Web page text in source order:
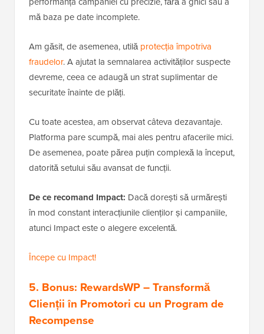
mă baza pe date incomplete.
Am găsit, de asemenea, utilăprotecția împotriva
fraudelor. A ajutat la semnalarea activităților suspecte
devreme, ceea ce adaugă un strat suplimentar de
securitate înainte de plăți.
Cu toate acestea, am observat câteva dezavantaje.
Platforma pare scumpă, mai ales pentru afacerile mici.
De asemenea, poate părea puțin complexă la început,
datorită setului său avansat de funcții.
De ce recomand Impact: Dacă dorești să urmărești
în mod constant interacțiunile clienților și campaniile,
atunci Impact este o alegere excelentă.
Începe cu Impact!
5. Bonus: RewardsWP– Transformă
Clienții în Promotori cu un Program de
Recompense